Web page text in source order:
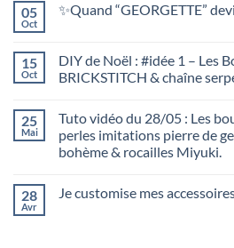
05
Oct
✨Quand “GEORGETTE”
15
Oct
DIY de Noël : #idée 1 – Les
BRICKSTITCH & chaîne
25
Mai
Tuto vidéo du 28/05 : Les
perles imitations pierre de
bohème & rocailles Miyuki.
28
Avr
Je customise mes